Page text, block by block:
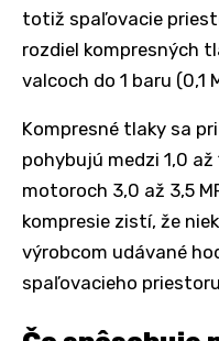
totiž spaľovacie
rozdiel kompresných
valcoch do 1 baru (0,1
Kompresné tlaky sa
pohybujú medzi 1,0
motoroch 3,0 až 3,5
kompresie zistí, že
výrobcom udávané
spaľovacieho